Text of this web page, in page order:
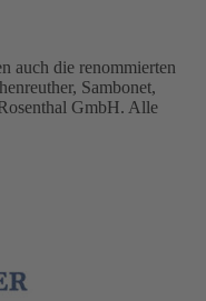
auch die renommierten
Sambonet,
GmbH. Alle